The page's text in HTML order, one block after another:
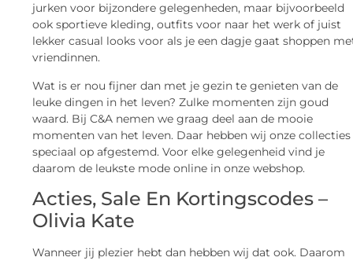
jurken voor bijzondere gelegenheden, maar bijvoorbeeld
ook sportieve kleding, outfits voor naar het werk of juist
lekker casual looks voor als je een dagje gaat shoppen
vriendinnen.
Wat is er nou fijner dan met je gezin te genieten van de
leuke dingen in het leven? Zulke momenten zijn goud
waard. Bij C&A nemen we graag deel aan de mooie
momenten van het leven. Daar hebben wij onze collecties
speciaal op afgestemd. Voor elke gelegenheid vind je
daarom de leukste mode online in onze webshop.
Acties, Sale En Kortingscodes –
Olivia Kate
Wanneer jij plezier hebt dan hebben wij dat ook. Daarom